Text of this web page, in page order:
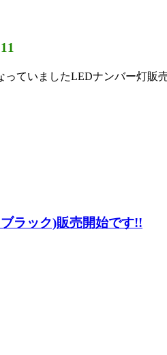
っていましたLEDナンバー灯
ラック)販売開始です!!